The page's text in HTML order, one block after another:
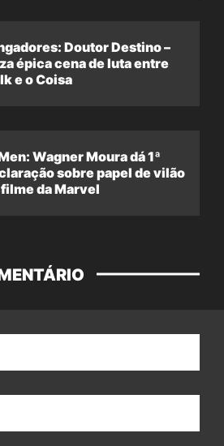
Doutor Destino –
épica cena de luta entre
e o Coisa
Wagner Moura dá 1ª
sobre papel de vilão
da Marvel